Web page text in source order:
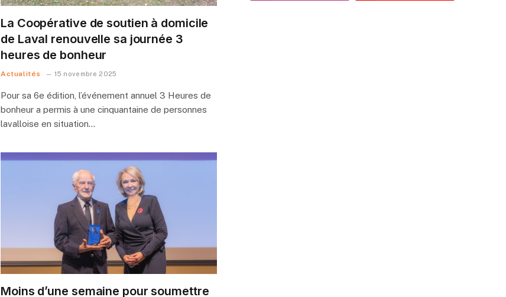
La Coopérative de soutien à domicile
de Laval renouvelle sa journée 3
heures de bonheur
Actualités 15 novembre 2025
Pour sa 6e édition, l’événement annuel 3 Heures de
bonheur a permis à une cinquantaine de personnes
lavalloise en situation…
Moins d’une semaine pour soumettre